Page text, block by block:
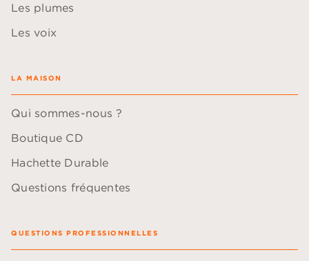
Les plumes
Les voix
LA MAISON
Qui sommes-nous ?
Boutique CD
Hachette Durable
Questions fréquentes
QUESTIONS PROFESSIONNELLES